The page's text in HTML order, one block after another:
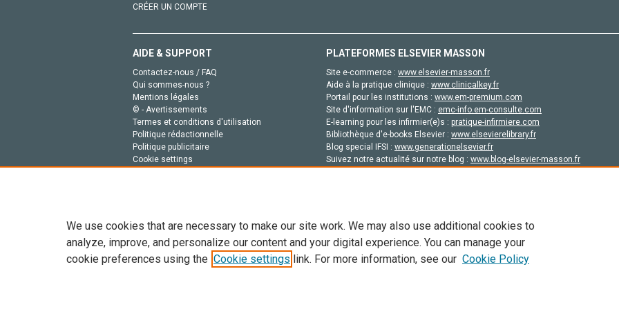
CRÉER UN COMPTE
AIDE & SUPPORT
Contactez-nous / FAQ
Qui sommes-nous ?
Mentions légales
© - Avertissements
Termes et conditions d'utilisation
Politique rédactionnelle
Politique publicitaire
Cookie settings
PLATEFORMES ELSEVIER MASSON
Site e-commerce : www.elsevier-masson.fr
Aide à la pratique clinique : www.clinicalkey.fr
Portail pour les institutions : www.em-premium.com
Site d'information sur l'EMC : emc-info.em-consulte.com
E-learning pour les infirmier(e)s : pratique-infirmiere.com
Bibliothèque d'e-books Elsevier : www.elsevierelibrary.fr
Blog special IFSI : www.generationelsevier.fr
Suivez notre actualité sur notre blog : www.blog-elsevier-masson.fr
Tout le contenu de ce site: Copyright © 2026 Elsevier, ses concédants de licence et ses contributeurs. Tout les droits sont réservés,
de données, a la formation en IA et aux technologies similaires. Pour tout contenu en libre accès, les conditions de licence
We use cookies that are necessary to make our site work. We may also use additional cookies to
analyze, improve, and personalize our content and your digital experience. You can manage your
cookie preferences using the Cookie settings link. For more information, see our Cookie Policy